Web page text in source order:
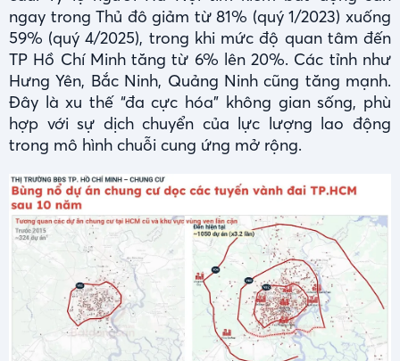
ngay trong Thủ đô giảm từ 81% (quý 1/2023) xuống
59% (quý 4/2025), trong khi mức độ quan tâm đến
TP Hồ Chí Minh tăng từ 6% lên 20%. Các tỉnh như
Hưng Yên, Bắc Ninh, Quảng Ninh cũng tăng mạnh.
Đây là xu thế “đa cực hóa” không gian sống, phù
hợp với sự dịch chuyển của lực lượng lao động
trong mô hình chuỗi cung ứng mở rộng.